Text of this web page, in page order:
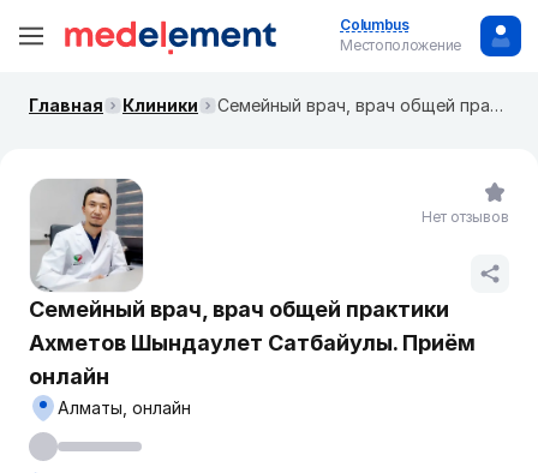
Columbus
Местоположение
Главная Клиники Семейный врач, врач общей практики Ахметов Шындаулет Сатбайулы. Приём онлайн
Семейный врач, врач общей практики
Ахметов Шындаулет Сатбайулы. Приём
онлайн
Алматы, онлайн
Нет отзывов